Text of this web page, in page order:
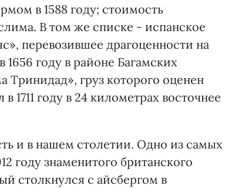
в 1588 году; стоимость
В том же списке - испанское
перевозившее драгоценности на
году в районе Багамских
Тринидад», груз которого оценен
году в 24 километрах восточнее
и в нашем столетии. Одно из самых
году знаменитого британского
столкнулся с айсбергом в